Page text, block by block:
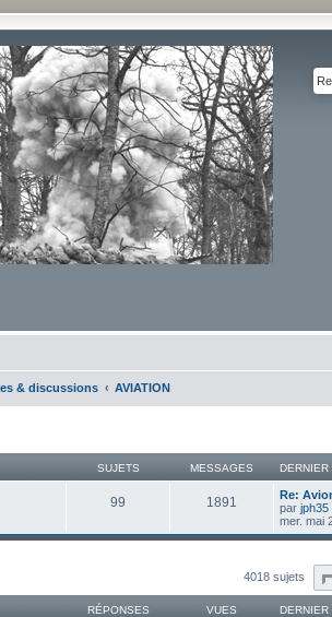
& discussions AVIATION
SUJETS MESSAGES
99 1891
Re:
par jph35
mer. mai
4018 sujets
RÉPONSES VUES